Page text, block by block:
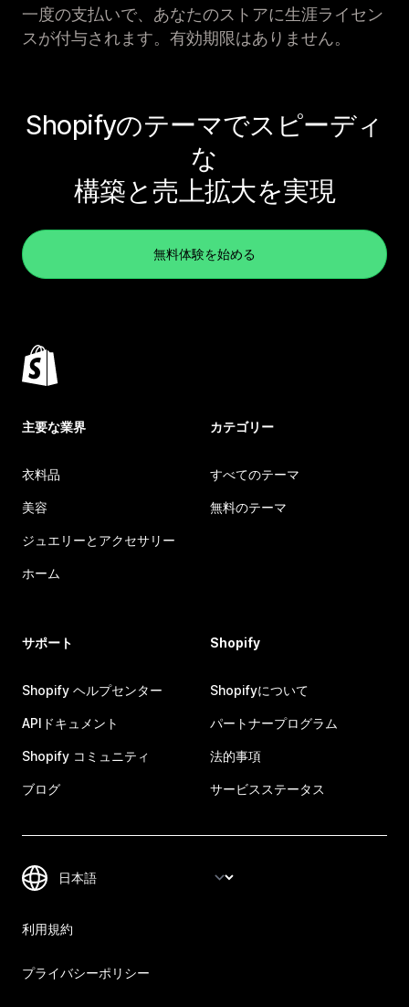
一度の支払いで、あなたのストアに生涯ライセン
スが付与されます。有効期限はありません。
Shopifyのテーマでスピーディ
な
構築と売上拡大を実現
無料体験を始める
主要な業界
衣料品
美容
ジュエリーとアクセサリー
ホーム
カテゴリー
すべてのテーマ
無料のテーマ
サポート
Shopify ヘルプセンター
APIドキュメント
Shopify コミュニティ
ブログ
Shopify
Shopifyについて
パートナープログラム
法的事項
サービスステータス
利用規約
プライバシーポリシー